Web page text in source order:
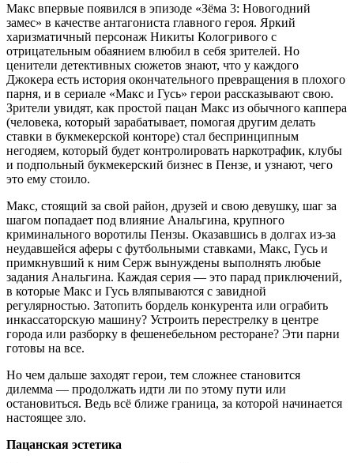
Макс впервые появился в эпизоде «Зёма 3: Новогодний
замес» в качестве антагониста главного героя. Яркий
харизматичный персонаж Никиты Кологривого с
отрицательным обаянием влюбил в себя зрителей. Но
ценители детективных сюжетов знают, что у каждого
Джокера есть история окончательного превращения в плохого
парня, и в сериале «Макс и Гусь» герои рассказывают свою.
Зрители увидят, как простой пацан Макс из обычного каппера
(человека, который зарабатывает, помогая другим делать
ставки в букмекерской конторе) стал беспринципным
негодяем, который будет контролировать наркотрафик, клубы
и подпольный букмекерский бизнес в Пензе, и узнают, чего
это ему стоило.
Макс, стоящий за свой район, друзей и свою девушку, шаг за
шагом попадает под влияние Анальгина, крупного
криминального воротилы Пензы. Оказавшись в долгах из-за
неудавшейся аферы с футбольными ставками, Макс, Гусь и
примкнувший к ним Серж вынуждены выполнять любые
задания Анальгина. Каждая серия — это парад приключений,
в которые Макс и Гусь вляпываются с завидной
регулярностью. Затопить бордель конкурента или ограбить
инкассаторскую машину? Устроить перестрелку в центре
города или разборку в фешенебельном ресторане? Эти парни
готовы на все.
Но чем дальше заходят герои, тем сложнее становится
дилемма — продолжать идти ли по этому пути или
остановиться. Ведь всё ближе граница, за которой начинается
настоящее зло.
Пацанская эстетика